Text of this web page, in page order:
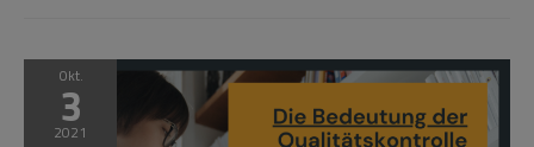
Okt.
3
2021